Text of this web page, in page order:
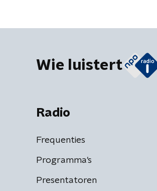
Wie luistert
Radio
Frequenties
Programma's
Presentatoren